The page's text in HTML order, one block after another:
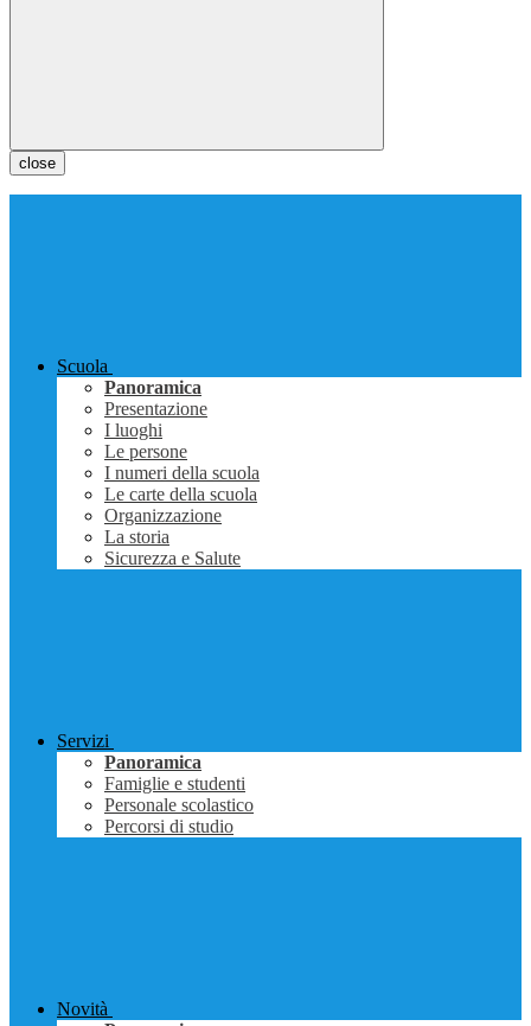
close
Scuola
Panoramica
Presentazione
I luoghi
Le persone
I numeri della scuola
Le carte della scuola
Organizzazione
La storia
Sicurezza e Salute
Servizi
Panoramica
Famiglie e studenti
Personale scolastico
Percorsi di studio
Novità